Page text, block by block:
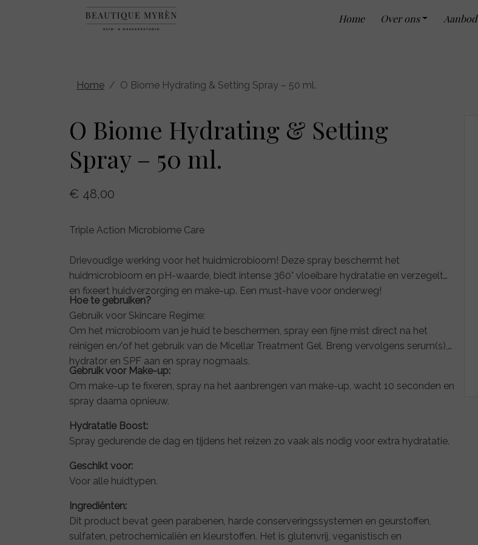
Home Over ons Aanbod
Home O Biome Hydrating & Setting Spray – 50 ml.
O Biome Hydrating & Setting
Spray – 50 ml.
€ 48,00
Triple Action Microbiome Care
Drievoudige werking voor het huidmicrobioom! Deze spray beschermt het
huidmicrobioom en pH-waarde, biedt intense 360° vloeibare hydratatie en verzegelt
en fixeert huidverzorging en make-up. Een must-have voor onderweg!
Hoe te gebruiken?
Gebruik voor Skincare Regime:
Om het microbioom van je huid te beschermen, spray een fijne mist direct na het
reinigen en/of het gebruik van de Micellar Treatment Gel. Breng vervolgens serum(s),
hydrator en SPF aan en spray nogmaals.
Gebruik voor Make-up:
Om make-up te fixeren, spray na het aanbrengen van make-up, wacht 10 seconden en
spray daarna opnieuw.
Hydratatie Boost:
Spray gedurende de dag en tijdens het reizen zo vaak als nodig voor extra hydratatie.
Geschikt voor:
Voor alle huidtypen.
Ingrediënten:
Dit product bevat geen parabenen, harde conserveringssystemen en geurstoffen,
sulfaten, petrochemicaliën en kleurstoffen. Het is glutenvrij, veganistisch en